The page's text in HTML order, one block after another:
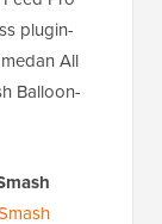
plugin-
All
Balloon-